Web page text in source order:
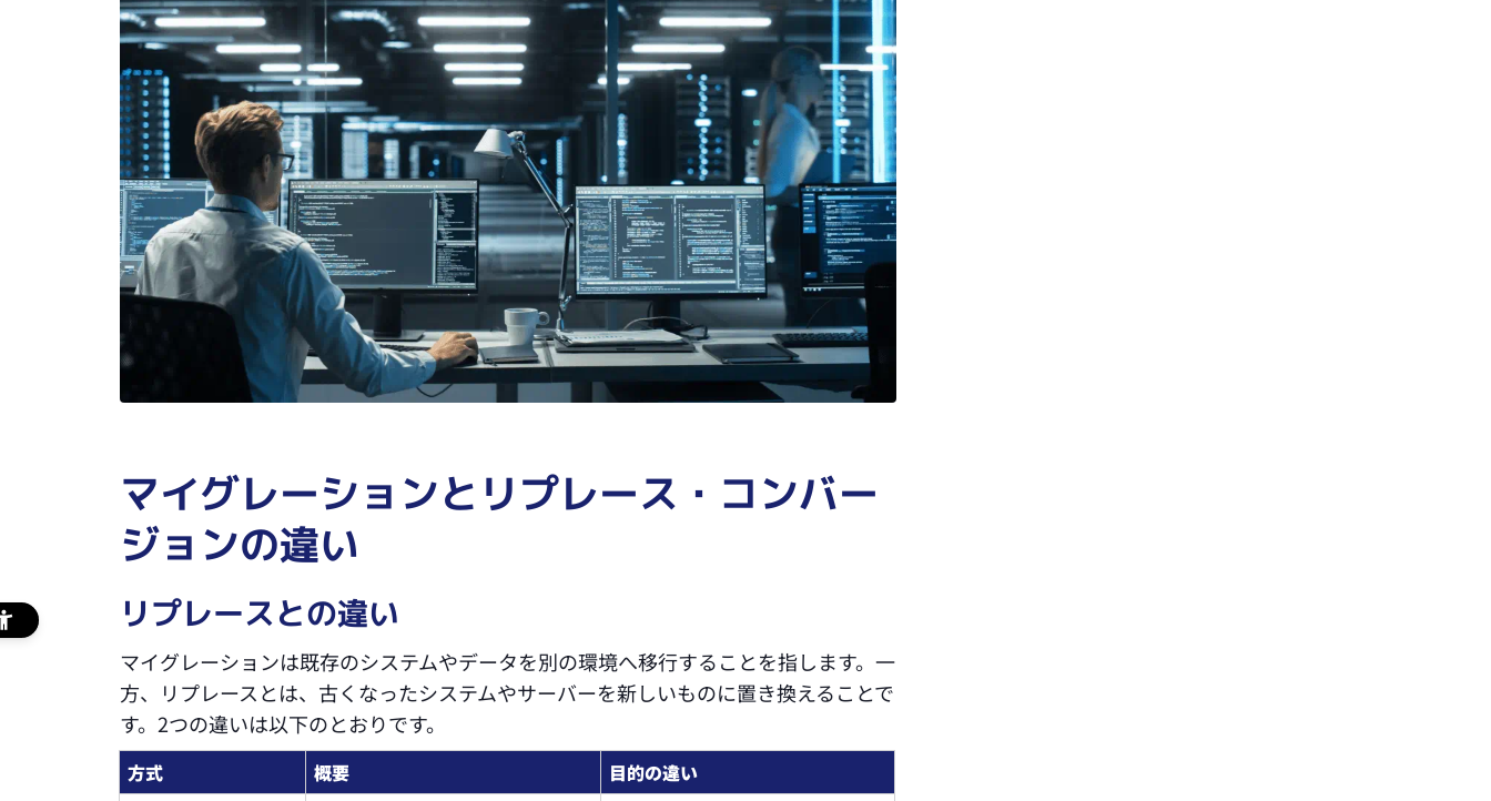
マイグレーションとリプレース・コンバー
ジョンの違い
リプレースとの違い
マイグレーションは既存のシステムやデータを別の環境へ移行することを指します。一
方、リプレースとは、古くなったシステムやサーバーを新しいものに置き換えることで
す。2つの違いは以下のとおりです。
方式 概要 目的の違い